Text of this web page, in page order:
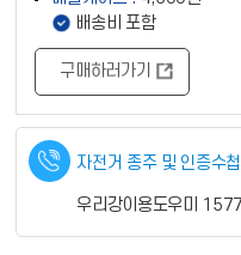
배송비 포함
구매하러가기
자전거 종주 및 인증수
우리강이용도우미